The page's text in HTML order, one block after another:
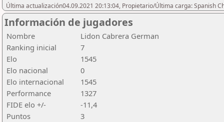
Última actualización04.09.2021 20:13:04, Propietario/Última carga: Spanish
Información de jugadores
Nombre
Lidon Cabrera German
Ranking inicial
7
Elo
1545
Elo nacional
0
Elo internacional
1545
Performance
1327
FIDE elo +/-
-11,4
Puntos
3